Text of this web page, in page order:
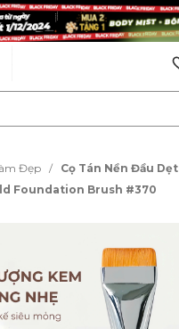
Đẹp /
Cọ Tán Nền Đầu Dẹt
Foundation Brush #370